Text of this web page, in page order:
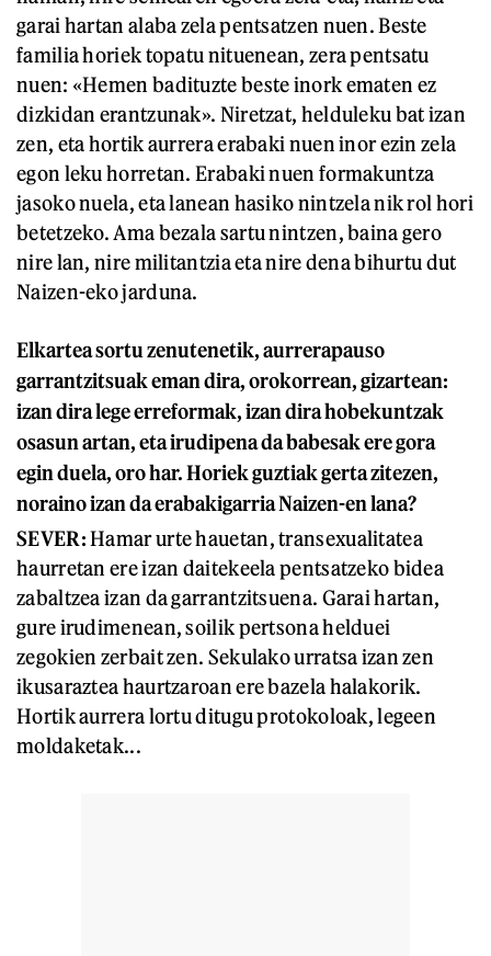
garai hartan alaba zela pentsatzen nuen. Beste
familia horiek topatu nituenean, zera pentsatu
nuen: «Hemen badituzte beste inork ematen ez
dizkidan erantzunak». Niretzat, helduleku bat izan
zen, eta hortik aurrera erabaki nuen inor ezin zela
egon leku horretan. Erabaki nuen formakuntza
jasoko nuela, eta lanean hasiko nintzela nik rol hori
betetzeko. Ama bezala sartu nintzen, baina gero
nire lan, nire militantzia eta nire dena bihurtu dut
Naizen-eko jarduna.
Elkartea sortu zenutenetik, aurrerapauso
garrantzitsuak eman dira, orokorrean, gizartean:
izan dira lege erreformak, izan dira hobekuntzak
osasun artan, eta irudipena da babesak ere gora
egin duela, oro har. Horiek guztiak gerta zitezen,
noraino izan da erabakigarria Naizen-en lana?
SEVER:Hamar urte hauetan, transexualitatea
haurretan ere izan daitekeela pentsatzeko bidea
zabaltzea izan da garrantzitsuena. Garai hartan,
gure irudimenean, soilik pertsona helduei
zegokien zerbait zen. Sekulako urratsa izan zen
ikusaraztea haurtzaroan ere bazela halakorik.
Hortik aurrera lortu ditugu protokoloak, legeen
moldaketak...